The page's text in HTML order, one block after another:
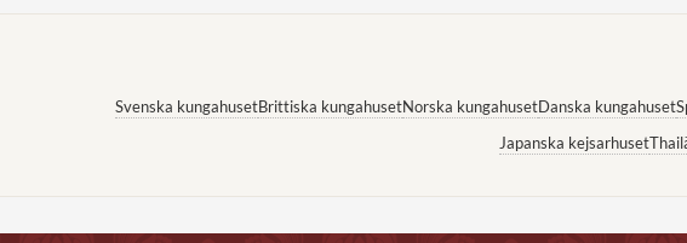
Svenska kungahusetBrittiska kungahusetNorska kungahusetDanska kungahuset
Japanska kejsarhuset